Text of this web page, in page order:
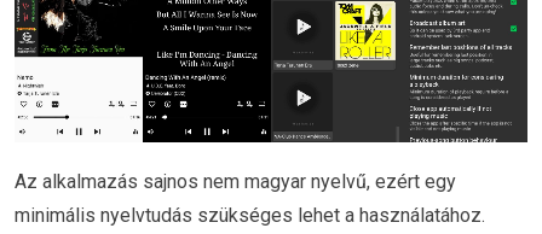
Az alkalmazás sajnos nem magyar nyelvű, ezért egy
minimális nyelvtudás szükséges lehet a használatához.